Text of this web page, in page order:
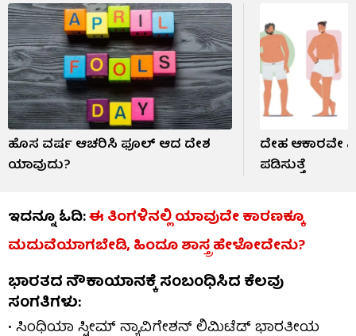
ಹೊಸ ವರ್ಷ ಆಚರಿಸಿ ಫೂಲ್ ಆದ ದೇಶ
ಯಾವುದು?
ದೇಹ ಆಕಾರವೇ
ಪಡಿಸುತ್ತೆ
ಇದನ್ನೂ ಓದಿ:ಈ ತಿಂಗಳಿನಲ್ಲಿ ಯಾವುದೇ ಕಾರಣಕ್ಕೂ
ಮದುವೆಯಾಗಬೇಡಿ, ಹಿಂದೂ ಶಾಸ್ತ್ರ ಹೇಳೋದೇನು?
ಭಾರತದ ನೌಕಾಯಾನಕ್ಕೆ ಸಂಬಂಧಿಸಿದ ಕೆಲವು
ಸಂಗತಿಗಳು:
• ಸಿಂಧಿಯಾ ಸ್ಟೀಮ್‌ ನ್ಯಾವಿಗೇಶನ್‌ ಲಿಮಿಟೆಡ್‌ ಭಾರತೀಯ